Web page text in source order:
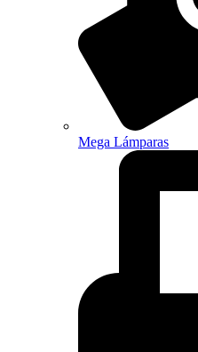
Mega Lámparas